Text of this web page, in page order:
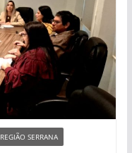
REGIÃO SERRANA